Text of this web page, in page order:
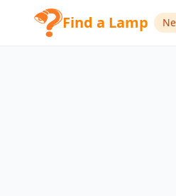
Find a Lamp